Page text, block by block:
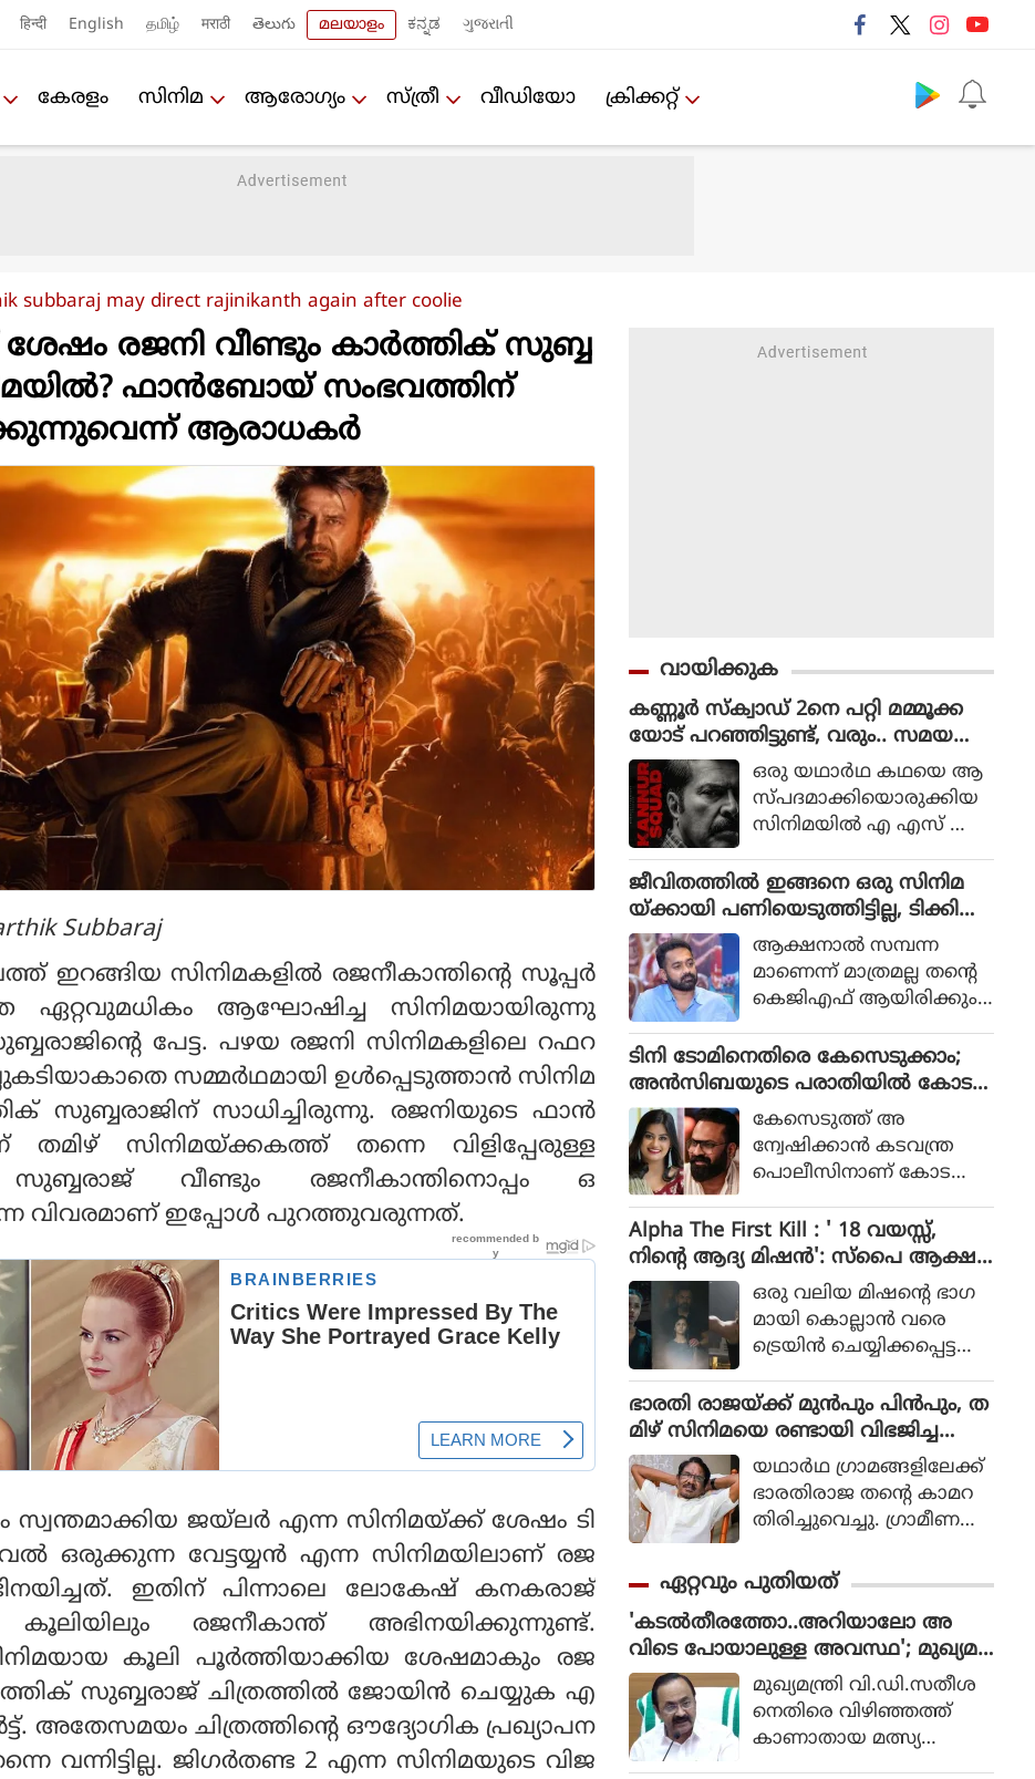
हिन्दी English தமிழ் मराठी తెలుగు മലയാളം ಕನ್ನಡ ગુજરાતી
കേരളം സിനിമ ആരോഗ്യം സ്ത്രീ വീഡിയോ ക്രിക്കറ്റ്‌
subbaraj may direct rajinikanth again after coolie
രജനി വീണ്ടും കാർത്തിക് സുബ്ബ
ഫാൻബോയ് സംഭവത്തിന്
ആരാധകർ
Subbaraj
ഇറങ്ങിയ സിനിമകളില്‍ രജനീകാന്തിന്റെ സൂപ്പര്‍
ഏറ്റവുമധികം ആഘോഷിച്ച സിനിമയായിരുന്നു
പേട്ട. പഴയ രജനി സിനിമകളിലെ റഫറ
സമ്മര്‍ഥമായി ഉള്‍പ്പെടുത്താന്‍ സിനിമ
സുബ്ബരാജിന് സാധിച്ചിരുന്നു. രജനിയുടെ ഫാന്‍
സിനിമയ്ക്കകത്ത് തന്നെ വിളിപ്പേരുള്ള
വീണ്ടും രജനീകാന്തിനൊപ്പം ഒ
വിവരമാണ് ഇപ്പോള്‍ പുറത്തുവരുന്നത്.
സ്വന്തമാക്കിയ ജയ്ലര്‍ എന്ന സിനിമയ്ക്ക് ശേഷം ടി
ഒരുക്കുന്ന വേട്ടയ്യന്‍ എന്ന സിനിമയിലാണ് രജ
ഇതിന് പിന്നാലെ ലോകേഷ് കനകരാജ്
കൂലിയിലും രജനീകാന്ത് അഭിനയിക്കുന്നുണ്ട്.
കൂലി പൂര്‍ത്തിയാക്കിയ ശേഷമാകും രജ
സുബ്ബരാജ് ചിത്രത്തില്‍ ജോയിന്‍ ചെയ്യുക എ
അതേസമയം ചിത്രത്തിന്റെ ഔദ്യോഗിക പ്രഖ്യാപന
വന്നിട്ടില്ല. ജിഗര്‍തണ്ട 2 എന്ന സിനിമയുടെ വിജ
വായിക്കുക
കണ്ണൂർ സ്ക്വാഡ് 2നെ പറ്റി മമ്മൂക്ക
യോട് പറഞ്ഞിട്ടുണ്ട്, വരും.. സമയ
മെടുക്കും : റോണി ഡേവിഡ്
ഒരു യഥാര്‍ഥ കഥയെ ആ
സ്പദമാക്കിയൊരുക്കിയ
സിനിമയില്‍ എ എസ് ഐ
ഥാപാത്രമായാണ് മമ്മൂട്ടി
എത്തിയത്. ഒരു കുറ്റ
വാളിയെ പിടികൂടാനായി ഉ
ത്തരേന്ത്യന്‍ സംസ്ഥാനങ്ങ
ളിലേക്ക് യാത്ര തിരിക്കുന്ന
പോലീസ് സംഘത്തിന്റെ ക
ഥയായിരുന്നു 2023ല്‍ പുറ
ത്തിറങ്ങിയ സിനിമ പറ
ഞ്ഞത്.
ജീവിതത്തിൽ ഇങ്ങനെ ഒരു സിനിമ
യ്ക്കായി പണിയെടുത്തിട്ടില്ല, ടിക്കി
ടാക്കയെ പറ്റി ആസിഫ് അലി
ആക്ഷനാല്‍ സമ്പന്ന
മാണെന്ന് മാത്രമല്ല തന്റെ
കെജിഎഫ് ആയിരിക്കും
അലിയുടെ തുറന്നുപറയ
ലും ഒപ്പം വി എസ്
രോഹിത്- ആസിഫ് അലി
കൂട്ടുക്കെട്ടിലുള്ള വിശ്വാസ
വും സിനിമയ്ക്ക് വലിയ
ഹൈപ്പ് നല്‍കിയിട്ടുണ്ട്.
ടിനി ടോമിനെതിരെ കേസെടുക്കാം;
അൻസിബയുടെ പരാതിയിൽ കോട
തി നിർദേശം കേസെടുത്ത് അ
ന്വേഷിക്കാൻ കടവന്ത്ര
പൊലീസിനാണ് കോട
Alpha The First Kill : ' 18 വയസ്സ്,
നിന്റെ ആദ്യ മിഷന്‍': സ്‌പൈ ആക്ഷ
ന്‍ ചിത്രത്തില്‍ നായികയായി ആലിയ,
ആല്‍ഫ ടീസര്‍ പുറത്ത്
ഒരു വലിയ മിഷന്റെ ഭാഗ
മായി കൊല്ലാന്‍ വരെ
ട്രെയിന്‍ ചെയ്യിക്കപ്പെട്ട
ലിയ സിനിമയിലെത്തുന്ന
ത്.
ഭാരതി രാജയ്ക്ക് മുൻപും പിൻപും, ത
മിഴ് സിനിമയെ രണ്ടായി വിഭജിച്ച
സംവിധായകൻ, ഭാരതി രാജ വിട പറ
യുമ്പോൾ
യഥാര്‍ഥ ഗ്രാമങ്ങളിലേക്ക്
ഭാരതിരാജ തന്റെ കാമറ
തിരിച്ചുവെച്ചു. ഗ്രാമീണ
യായ തലത്തില്‍ ആ
വിഷ്‌കരിച്ചുകൊണ്ടാണ്
ഭാരതിരാജ വിപ്ലവം
തീര്‍ത്തത്.
ഏറ്റവും പുതിയത്
'കടൽതീരത്തോ..അറിയാലോ അ
വിടെ പോയാലുള്ള അവസ്ഥ'; മുഖ്യമ
ന്ത്രിയുടെ പരാമർശം വിവാദത്തിൽ,
മാപ്പ് പറയണമെന്ന് ആവശ്യം
മുഖ്യമന്ത്രി വി.ഡി.സതീശ
നെതിരെ വിഴിഞ്ഞത്ത്
കാണാതായ മത്സ്യ